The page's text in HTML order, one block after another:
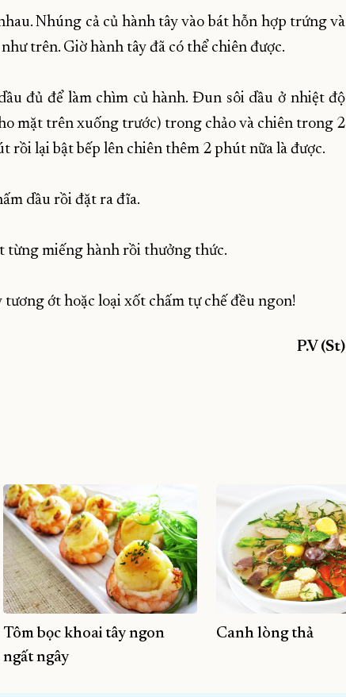
Nhúng cả củ hành tây vào bát hỗn hợp trứng và
trên. Giờ hành tây đã có thể chiên được.
đủ để làm chìm củ hành. Đun sôi dầu ở nhiệt độ
mặt trên xuống trước) trong chảo và chiên trong 2
rồi lại bật bếp lên chiên thêm 2 phút nữa là được.
dầu rồi đặt ra đĩa.
từng miếng hành rồi thưởng thức.
ớt hoặc loại xốt chấm tự chế đều ngon!
P.V (St)
Tôm bọc khoai tây ngon
ngất ngây
Canh lòng thả